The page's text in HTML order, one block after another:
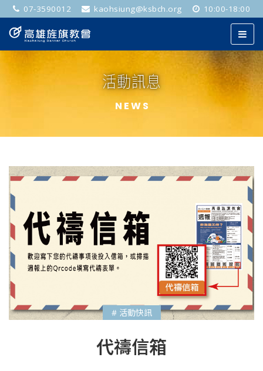
07-3590012 kaohsiung@ksbch.org 10:00-18:00
活動訊息
NEWS
# 活動快訊
代禱信箱